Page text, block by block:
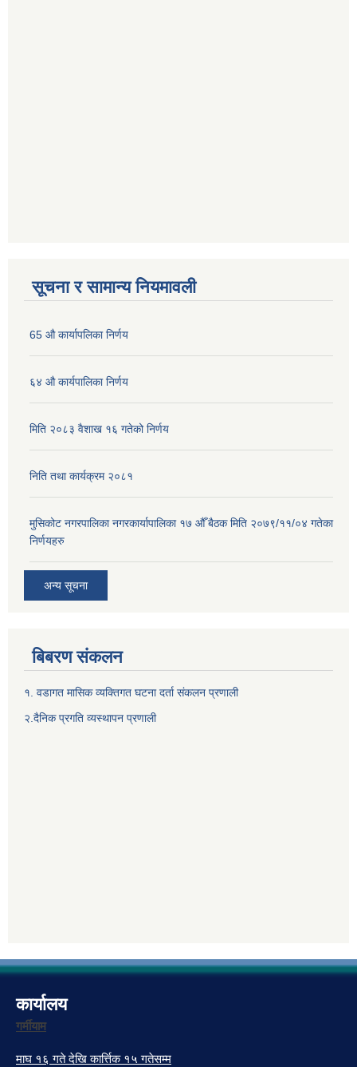
सूचना र सामान्य नियमावली
65 औ कार्यापलिका निर्णय
६४ औ कार्यपालिका निर्णय
मिति २०८३ वैशाख १६ गतेको निर्णय
निति तथा कार्यक्रम २०८१
मुसिकोट नगरपालिका नगरकार्यापालिका १७ औँ बैठक मिति २०७९/११/०४ गतेका
निर्णयहरु
अन्य सूचना
बिबरण संकलन
१. वडागत मासिक व्यक्तिगत घटना दर्ता संकलन प्रणाली
२.दैनिक प्रगति व्यस्थापन प्रणाली
कार्यालय
गर्मीयाम
माघ १६ गते देखि कार्त्तिक १५ गतेसम्म